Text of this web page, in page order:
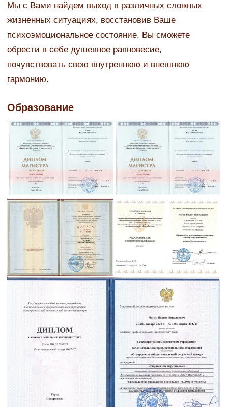
Мы с Вами найдем выход в различных сложных
жизненных ситуациях, восстановив Ваше
психоэмоциональное состояние. Вы сможете
обрести в себе душевное равновесие,
почувствовать свою внутреннюю и внешнюю
гармонию.
Образование